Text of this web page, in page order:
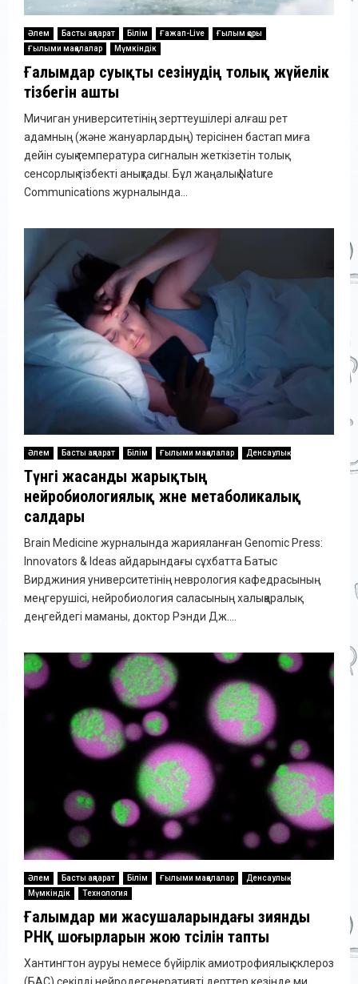
Әлем Басты ақпарат Білім Ғажап-Live
Ғылым қоры
Ғылыми мақалалар
Мүмкіндік
Ғалымдар суықты сезінудің толық жүйелік
тізбегін ашты
Мичиган университетінің зерттеушілері алғаш рет
адамның (және жануарлардың) терісінен бастап миға
дейін суық температура сигналын жеткізетін толық
сенсорлық тізбекті анықтады. Бұл жаңалық Nature
Communications журналында...
Әлем Басты ақпарат Білім Ғылыми мақалалар Денсаулық
Түнгі жасанды жарықтың
нейробиологиялық және метаболикалық
салдары
Brain Medicine журналында жарияланған Genomic Press:
Innovators & Ideas айдарындағы сұхбатта Батыс
Вирджиния университетінің неврология кафедрасының
меңгерушісі, нейробиология саласының халықаралық
деңгейдегі маманы, доктор Рэнди Дж....
Әлем Басты ақпарат Білім Ғылыми мақалалар
Денсаулық
Мүмкіндік
Технология
Ғалымдар ми жасушаларындағы зиянды
РНҚ шоғырларын жою тәсілін тапты
Хантингтон ауруы немесе бүйірлік амиотрофиялық склероз